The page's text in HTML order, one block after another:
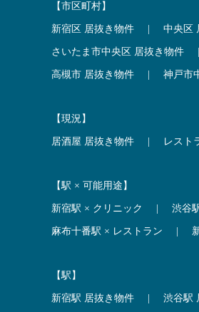
【市区町村】
新宿区 居抜き物件 中央区
さいたま市中央区 居抜き物件
高槻市 居抜き物件 神戸市
【現況】
居酒屋 居抜き物件 レスト
【駅 × 可能用途】
新宿駅 × クリニック 渋谷
麻布十番駅 × レストラン
【駅】
新宿駅 居抜き物件 渋谷駅